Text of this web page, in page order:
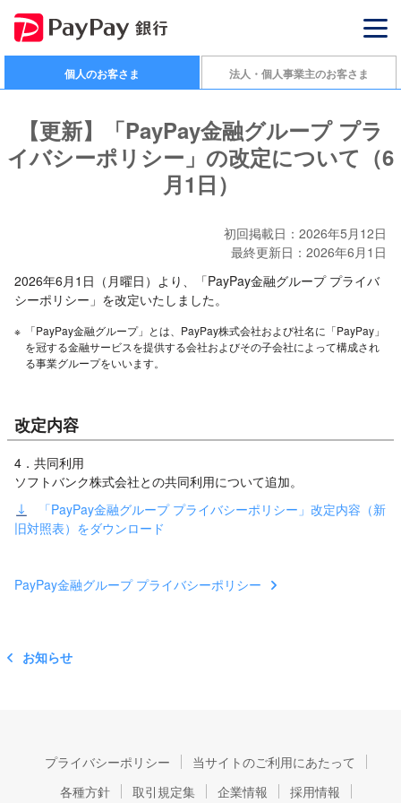
個人のお客さま 法人・個人事業主のお客さま
【更新】「PayPay金融グループ プラ
イバシーポリシー」の改定について（6
月1日）
初回掲載日：2026年5月12日
最終更新日：2026年6月1日
2026年6月1日（月曜日）より、「PayPay金融グループ プライバ
シーポリシー」を改定いたしました。
※
「PayPay金融グループ」とは、PayPay株式会社および社名に「PayPay」
を冠する金融サービスを提供する会社およびその子会社によって構成され
る事業グループをいいます。
改定内容
4．共同利用
ソフトバンク株式会社との共同利用について追加。
「PayPay金融グループ プライバシーポリシー」改定内容（新
旧対照表）をダウンロード
PayPay金融グループ プライバシーポリシー
お知らせ
プライバシーポリシー
当サイトのご利用にあたって
各種方針
取引規定集 企業情報 採用情報